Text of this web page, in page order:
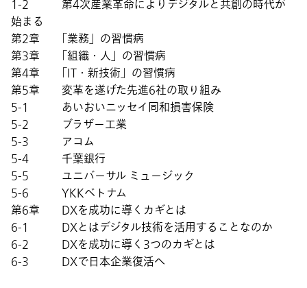
1-2 第4次産業革命によりデジタルと共創の時代が
始まる
第2章 「業務」の習慣病
第3章 「組織・人」の習慣病
第4章 「IT・新技術」の習慣病
第5章 変革を遂げた先進6社の取り組み
5-1 あいおいニッセイ同和損害保険
5-2 ブラザー工業
5-3 アコム
5-4 千葉銀行
5-5 ユニバーサル ミュージック
5-6 YKKベトナム
第6章 DXを成功に導くカギとは
6-1 DXとはデジタル技術を活用することなのか
6-2 DXを成功に導く3つのカギとは
6-3 DXで日本企業復活へ